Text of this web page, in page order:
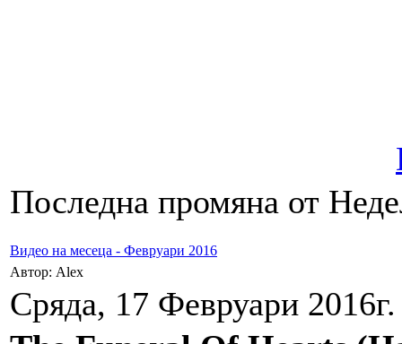
Последна промяна от
Видео на месеца - Февруари 2016
Автор: Alex
Сряда, 17 Февруари